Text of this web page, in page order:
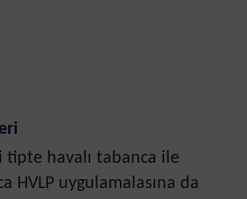
tipte havalı tabanca ile
HVLP uygulamalasına da